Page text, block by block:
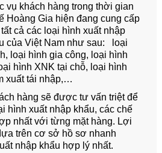
vụ khách hàng trong thời gian
Hoàng Gia hiện đang cung cấp
cả các loại hình xuất nhập
của Việt Nam như sau: loại
loại hình gia công, loại hình
hình XNK tại chỗ, loại hình
xuất tái nhập,…
hàng sẽ được tư vấn triệt để
hình xuất nhập khẩu, các chế
nhất với từng mặt hàng. Lợi
trên cơ sở hồ sơ nhanh
nhập khẩu hợp lý nhất.